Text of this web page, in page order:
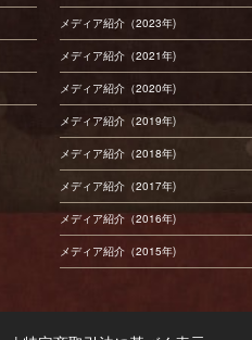
メディア紹介（2023年)
メディア紹介（2021年)
メディア紹介（2020年)
メディア紹介（2019年)
メディア紹介（2018年)
メディア紹介（2017年)
メディア紹介（2016年)
メディア紹介（2015年)